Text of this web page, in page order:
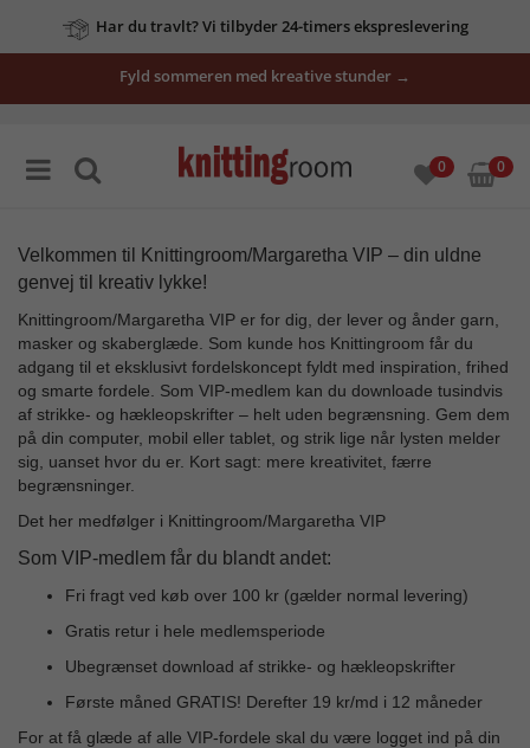
vores
tilbud
Fyld sommeren med kreative stunder →
0 0
Velkommen til Knittingroom/Margaretha VIP – din uldne
genvej til kreativ lykke!
Knittingroom/Margaretha VIP er for dig, der lever og ånder garn,
masker og skaberglæde. Som kunde hos Knittingroom får du
adgang til et eksklusivt fordelskoncept fyldt med inspiration, frihed
og smarte fordele. Som VIP-medlem kan du downloade tusindvis
af strikke- og hækleopskrifter – helt uden begrænsning. Gem dem
på din computer, mobil eller tablet, og strik lige når lysten melder
sig, uanset hvor du er. Kort sagt: mere kreativitet, færre
begrænsninger.
Det her medfølger i Knittingroom/Margaretha VIP
Som VIP-medlem får du blandt andet:
Fri fragt ved køb over 100 kr (gælder normal levering)
Gratis retur i hele medlemsperiode
Ubegrænset download af strikke- og hækleopskrifter
Første måned GRATIS! Derefter 19 kr/md i 12 måneder
For at få glæde af alle VIP-fordele skal du være logget ind på din